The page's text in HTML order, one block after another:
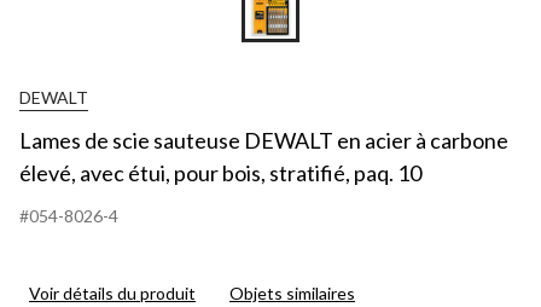
DEWALT
Lames de scie sauteuse DEWALT en acier à carbone
élevé, avec étui, pour bois, stratifié, paq. 10
#054-8026-4
Voir détails du produit Objets similaires